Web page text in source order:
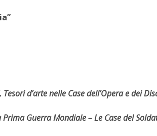
d’arte nelle Case dell’Opera e dei
Guerra Mondiale – Le Case del